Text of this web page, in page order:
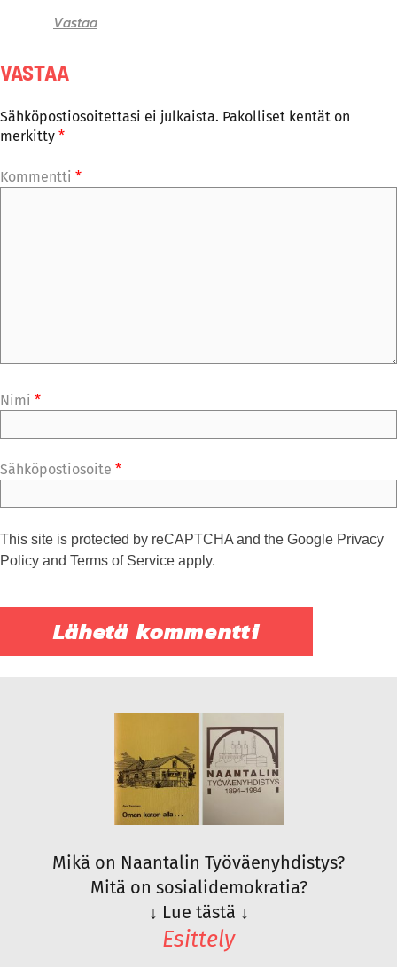
Vastaa
VASTAA
Sähköpostiosoitettasi ei julkaista. Pakolliset kentät on
merkitty *
Kommentti *
Nimi *
Sähköpostiosoite *
This site is protected by reCAPTCHA and the Google Privacy
Policy and Terms of Service apply.
Mikä on Naantalin Työväenyhdistys?
Mitä on sosialidemokratia?
↓ Lue tästä ↓
Esittely